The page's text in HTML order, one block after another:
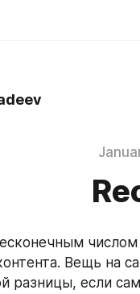
Вещь на
разницы, если